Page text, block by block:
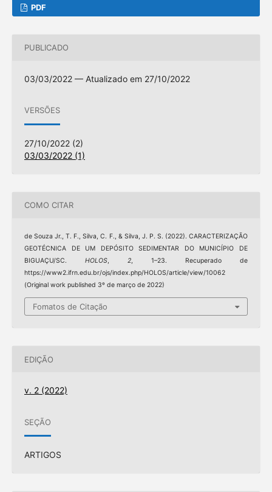
PDF
PUBLICADO
03/03/2022 — Atualizado em 27/10/2022
VERSÕES
27/10/2022 (2)
03/03/2022 (1)
COMO CITAR
de Souza Jr., T. F., Silva, C. F., & Silva, J. P. S. (2022). CARACTERIZAÇÃO
GEOTÉCNICA DE UM DEPÓSITO SEDIMENTAR DO MUNICÍPIO DE
BIGUAÇU/SC. HOLOS,2, 1–23. Recuperado de
https://www2.ifrn.edu.br/ojs/index.php/HOLOS/article/view/10062
(Original work published 3º de março de 2022)
Fomatos de Citação
EDIÇÃO
v. 2 (2022)
SEÇÃO
ARTIGOS